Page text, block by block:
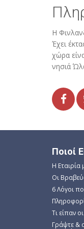
Η
Έχει
χώρα
νησιά
Ποιοί
Η Εταιρία
Οι
6 Λόγοι
Τι είπαν
Γράψτε &